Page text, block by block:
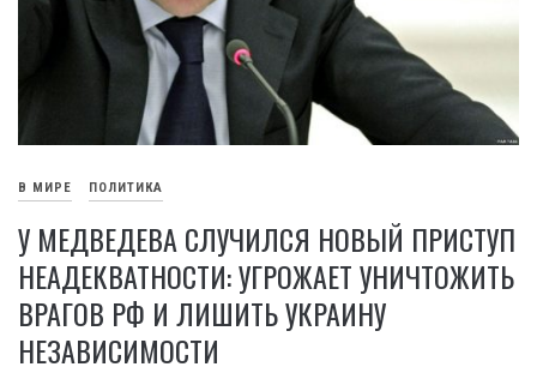
В МИРЕ ПОЛИТИКА
У МЕДВЕДЕВА СЛУЧИЛСЯ НОВЫЙ ПРИСТУП
НЕАДЕКВАТНОСТИ: УГРОЖАЕТ УНИЧТОЖИТЬ
ВРАГОВ РФ И ЛИШИТЬ УКРАИНУ
НЕЗАВИСИМОСТИ